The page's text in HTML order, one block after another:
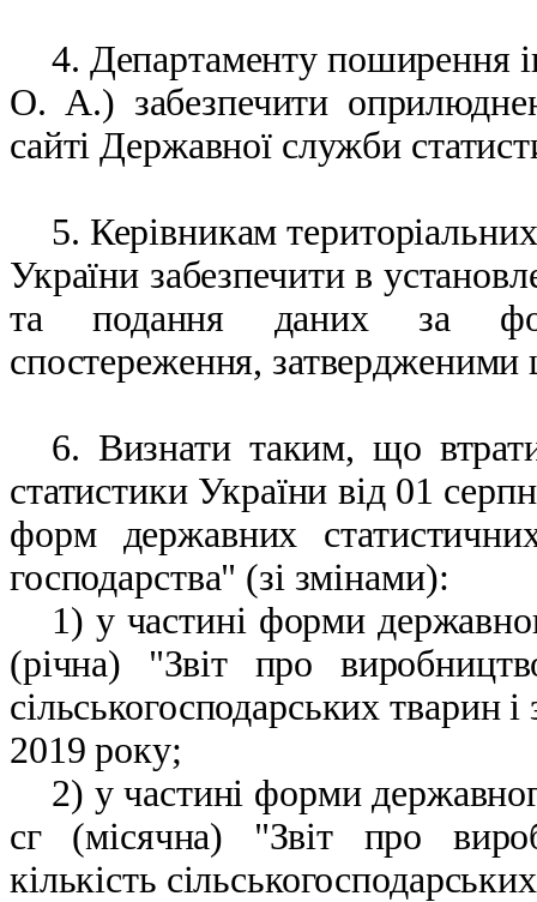
4. Департаменту поширення
О. А.) забезпечити
сайті Державної служби
5. Керівникам
України забезпечити в
та подання даних за
спостереження, затвердженими
6. Визнати таким, що
статистики України від 01
форм державних
господарства" (зі змінами):
1) у частині форми
(річна) "Звіт про
сільськогосподарських тварин
2019 року;
2) у частині форми
сг (місячна) "Звіт про
кількість